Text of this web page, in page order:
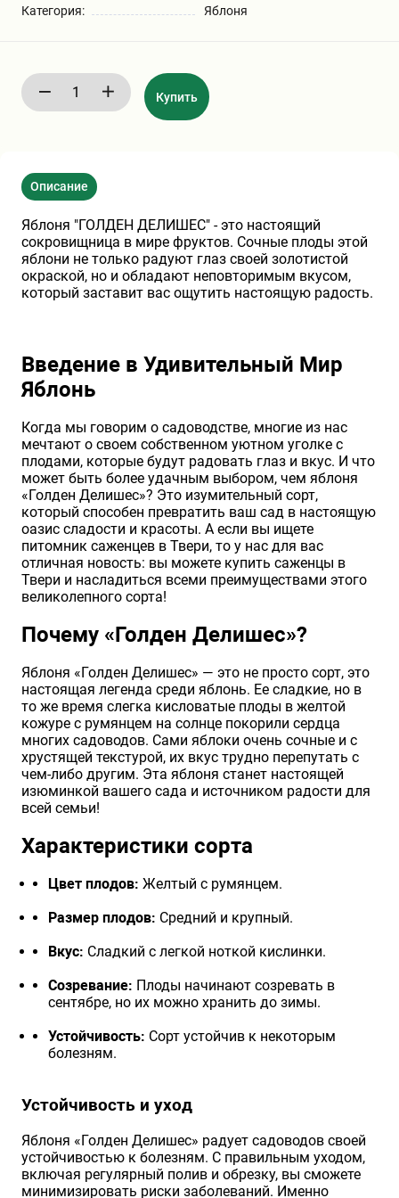
Шарафуга
Бирючина
Плющ
Кустарники
ПАМПАСНАЯ ТРАВА
(КОРТАДЕРИЯ)
Олеандр саженцы
Экзотические растения
Декоративные саженцы
Хвойные саженцы
Клематис
Гвоздика саженцы
Хризантемы саженцы
Зелень и пряные травы
Категория: Яблоня
Купить
Описание
Яблоня "ГОЛДЕН ДЕЛИШЕС" - это настоящий
сокровищница в мире фруктов. Сочные плоды этой
яблони не только радуют глаз своей золотистой
окраской, но и обладают неповторимым вкусом,
который заставит вас ощутить настоящую радость.
Введение в Удивительный Мир
Яблонь
Когда мы говорим о садоводстве, многие из нас
мечтают о своем собственном уютном уголке с
плодами, которые будут радовать глаз и вкус. И что
может быть более удачным выбором, чем яблоня
«Голден Делишес»? Это изумительный сорт,
который способен превратить ваш сад в настоящую
оазис сладости и красоты. А если вы ищете
питомник саженцев в Твери, то у нас для вас
отличная новость: вы можете купить саженцы в
Твери и насладиться всеми преимуществами этого
великолепного сорта!
Почему «Голден Делишес»?
Яблоня «Голден Делишес» — это не просто сорт, это
настоящая легенда среди яблонь. Ее сладкие, но в
то же время слегка кисловатые плоды в желтой
кожуре с румянцем на солнце покорили сердца
многих садоводов. Сами яблоки очень сочные и с
хрустящей текстурой, их вкус трудно перепутать с
чем-либо другим. Эта яблоня станет настоящей
изюминкой вашего сада и источником радости для
всей семьи!
Характеристики сорта
Цвет плодов: Желтый с румянцем.
Размер плодов: Средний и крупный.
Вкус: Сладкий с легкой ноткой кислинки.
Созревание: Плоды начинают созревать в
сентябре, но их можно хранить до зимы.
Устойчивость: Сорт устойчив к некоторым
болезням.
Устойчивость и уход
Яблоня «Голден Делишес» радует садоводов своей
устойчивостью к болезням. С правильным уходом,
включая регулярный полив и обрезку, вы сможете
минимизировать риски заболеваний. Именно